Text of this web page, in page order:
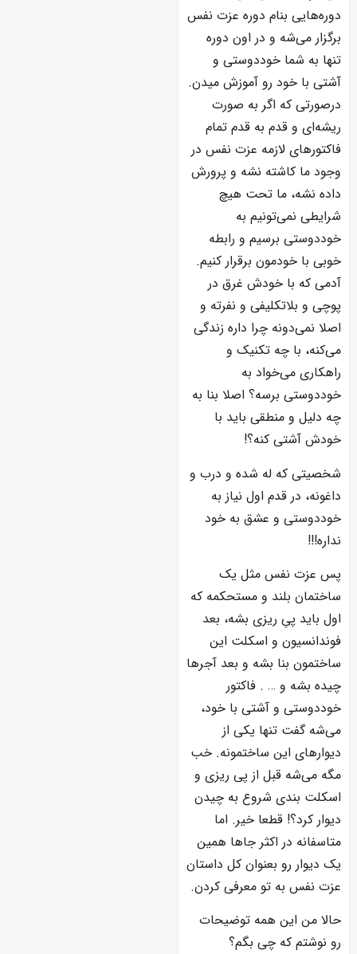
دوره‌هایی بنام دوره عزت نفس
برگزار می‌شه و در اون دوره
تنها به شما خوددوستی و
آشتی با خود رو آموزش میدن.
درصورتی که اگر به صورت
ریشه‌ای و قدم به قدم تمام
فاکتورهای لازمه عزت نفس در
وجود ما کاشته نشه و پرورش
داده نشه، ما تحت هیچ
شرایطی نمی‌تونیم به
خوددوستی برسیم و رابطه
خوبی با خودمون برقرار کنیم.
آدمی که با خودش غرق در
پوچی و بلاتکلیفی و نفرته و
اصلا نمی‌دونه چرا داره زندگی
می‌کنه، با چه تکنیک و
راهکاری می‌خواد به
خوددوستی برسه؟ اصلا بنا به
چه دلیل و منطقی باید با
خودش آشتی کنه؟!
شخصیتی که له شده و درب و
داغونه، در قدم اول نیاز به
خوددوستی و عشق به خود
نداره!!!
پس عزت نفس مثل یک
ساختمان بلند و مستحکمه که
اول باید پیِ ریزی بشه، بعد
فوندانسیون و اسکلت این
ساختمون بنا بشه و بعد آجرها
چیده بشه و … . فاکتور
خوددوستی و آشتی با خود،
می‌شه گفت تنها یکی از
دیوارهای این ساختمونه. خب
مگه می‌شه قبل از پی ریزی و
اسکلت بندی شروع به چیدن
دیوار کرد؟! قطعا خیر. اما
متاسفانه در اکثر جاها همین
یک دیوار رو بعنوان کل داستان
عزت نفس به تو معرفی کردن.
حالا من این‌ همه توضیحات
رو نوشتم که چی بگم؟